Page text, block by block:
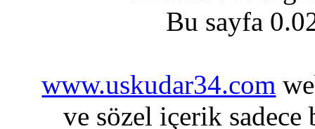
Bu sayfa
www.uskudar34.com
ve sözel içerik sadece